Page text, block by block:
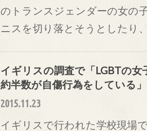
のトランスジェンダーの女の
ニスを切り落とそうとしたり
イギリスの調査で「LGBTの女
約半数が自傷行為をしている
2015.11.23
イギリスで行われた学校現場